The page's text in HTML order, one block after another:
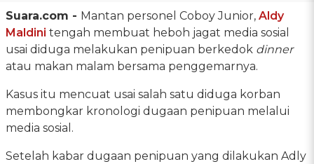
Suara.com - Mantan personel Coboy Junior, Aldy
Maldini tengah membuat heboh jagat media sosial
usai diduga melakukan penipuan berkedok dinner
atau makan malam bersama penggemarnya.
Kasus itu mencuat usai salah satu diduga korban
membongkar kronologi dugaan penipuan melalui
media sosial.
Setelah kabar dugaan penipuan yang dilakukan Adly